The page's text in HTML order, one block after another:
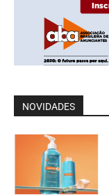
NOVIDADES